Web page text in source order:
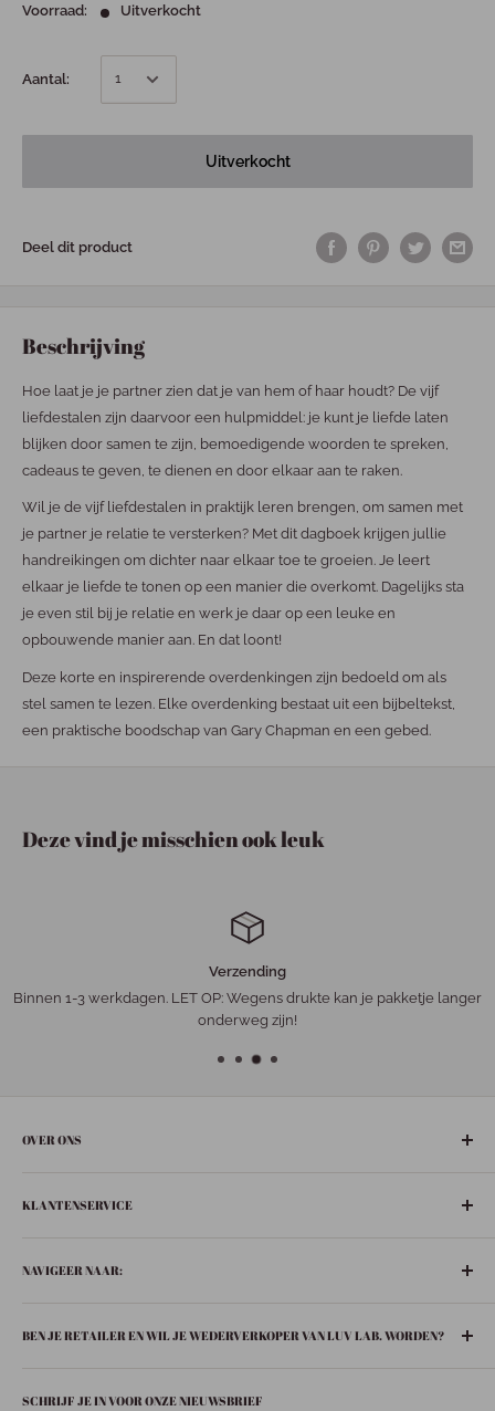
Voorraad: Uitverkocht
Aantal:
Uitverkocht
Deel dit product
Beschrijving
Hoe laat je je partner zien dat je van hem of haar houdt? De vijf
liefdestalen zijn daarvoor een hulpmiddel: je kunt je liefde laten
blijken door samen te zijn, bemoedigende woorden te spreken,
cadeaus te geven, te dienen en door elkaar aan te raken.
Wil je de vijf liefdestalen in praktijk leren brengen, om samen met
je partner je relatie te versterken? Met dit dagboek krijgen jullie
handreikingen om dichter naar elkaar toe te groeien. Je leert
elkaar je liefde te tonen op een manier die overkomt. Dagelijks sta
je even stil bij je relatie en werk je daar op een leuke en
opbouwende manier aan. En dat loont!
Deze korte en inspirerende overdenkingen zijn bedoeld om als
stel samen te lezen. Elke overdenking bestaat uit een bijbeltekst,
een praktische boodschap van Gary Chapman en een gebed.
Deze vind je misschien ook leuk
Verzending
Binnen 1-3 werkdagen. LET OP: Wegens drukte kan je pakketje langer
onderweg zijn!
OVER ONS
Bunschoten-Spakenburg.
De Ziel 21
KLANTENSERVICE
Verzenden
Contact
NAVIGEER NAAR:
In huis
Fashion
SCHRIJF JE IN VOOR ONZE NIEUWSBRIEF
BEN JE RETAILER EN WIL JE WEDERVERKOPER VAN LUV LAB. WORDEN?
inlogcode aan!